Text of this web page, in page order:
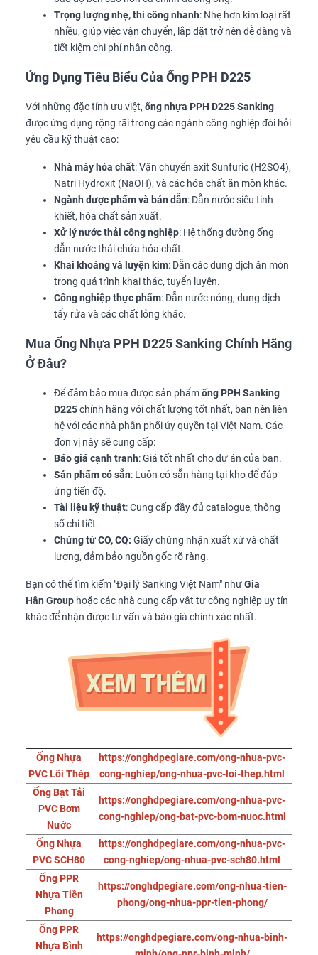
Trọng lượng nhẹ, thi công nhanh: Nhẹ hơn kim loại rất
nhiều, giúp việc vận chuyển, lắp đặt trở nên dễ dàng và
tiết kiệm chi phí nhân công.
Ứng Dụng Tiêu Biểu Của Ống PPH D225
Với những đặc tính ưu việt, ống nhựa PPH D225 Sanking
được ứng dụng rộng rãi trong các ngành công nghiệp đòi hỏi
yêu cầu kỹ thuật cao:
Nhà máy hóa chất: Vận chuyển axit Sunfuric (H2​SO4​),
Natri Hydroxit (NaOH), và các hóa chất ăn mòn khác.
Ngành dược phẩm và bán dẫn: Dẫn nước siêu tinh
khiết, hóa chất sản xuất.
Xử lý nước thải công nghiệp: Hệ thống đường ống
dẫn nước thải chứa hóa chất.
Khai khoáng và luyện kim: Dẫn các dung dịch ăn mòn
trong quá trình khai thác, tuyển luyện.
Công nghiệp thực phẩm: Dẫn nước nóng, dung dịch
tẩy rửa và các chất lỏng khác.
Mua Ống Nhựa PPH D225 Sanking Chính Hãng
Ở Đâu?
Để đảm bảo mua được sản phẩmống PPH Sanking
D225chính hãng với chất lượng tốt nhất, bạn nên liên
hệ với các nhà phân phối ủy quyền tại Việt Nam. Các
đơn vị này sẽ cung cấp:
Báo giá cạnh tranh: Giá tốt nhất cho dự án của bạn.
Sản phẩm có sẵn: Luôn có sẵn hàng tại kho để đáp
ứng tiến độ.
Tài liệu kỹ thuật: Cung cấp đầy đủ catalogue, thông
số chi tiết.
Chứng từ CO, CQ: Giấy chứng nhận xuất xứ và chất
lượng, đảm bảo nguồn gốc rõ ràng.
Bạn có thể tìm kiếm "Đại lý Sanking Việt Nam" nhưGia
Hân Group hoặc các nhà cung cấp vật tư công nghiệp uy tín
khác để nhận được tư vấn và báo giá chính xác nhất.
Ống Nhựa
PVC Lõi Thép
https://onghdpegiare.com/ong-nhua-pvc-
cong-nghiep/ong-nhua-pvc-loi-thep.html
Ống Bạt Tải
PVC Bơm
Nước
https://onghdpegiare.com/ong-nhua-pvc-
cong-nghiep/ong-bat-pvc-bom-nuoc.html
Ống Nhựa
PVC SCH80
https://onghdpegiare.com/ong-nhua-pvc-
cong-nghiep/ong-nhua-pvc-sch80.html
Ống PPR
Nhựa Tiền
Phong
https://onghdpegiare.com/ong-nhua-tien-
phong/ong-nhua-ppr-tien-phong/
Ống PPR
Nhựa Bình
https://onghdpegiare.com/ong-nhua-binh-